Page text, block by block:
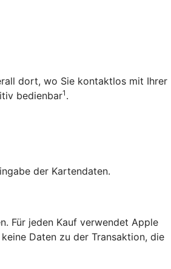
dort, wo Sie kontaktlos mit Ihrer
bedienbar1 .
der Kartendaten.
Für jeden Kauf verwendet Apple
Daten zu der Transaktion, die